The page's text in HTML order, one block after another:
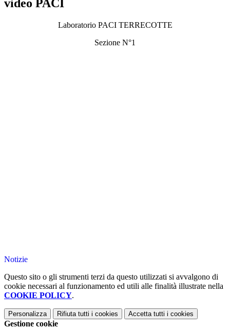
video PACI
Laboratorio PACI TERRECOTTE
Sezione N°1
Notizie
Questo sito o gli strumenti terzi da questo utilizzati si avvalgono di
cookie necessari al funzionamento ed utili alle finalità illustrate nella
COOKIE POLICY.
Personalizza Rifiuta tutti i cookies Accetta tutti i cookies
Gestione cookie